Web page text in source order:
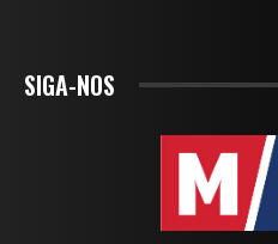
SIGA-NOS